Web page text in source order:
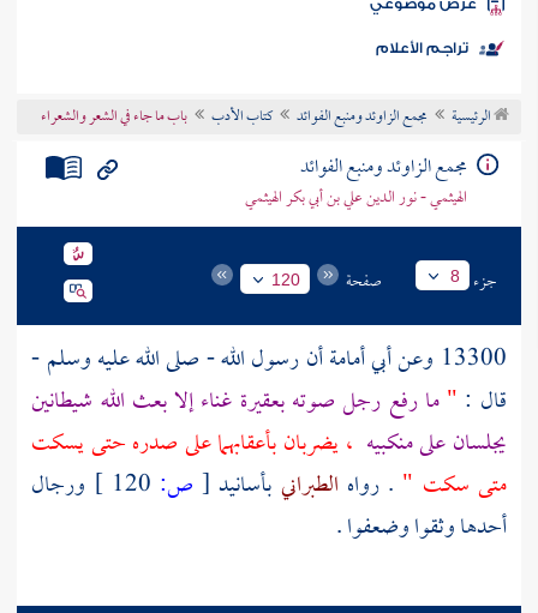
الكتب
موضوعي
تراجم الأعلام
الرئيسية مجمع الزاوئد ومنبع الفوائد كتاب الأدب باب ما جاء في الشعر والشعراء
مجمع الزاوئد ومنبع الفوائد
الهيثمي - نور الدين علي بن أبي بكر الهيثمي
جزء 8 صفحة 120
13300 وعن أبي أمامةأن رسول الله - صلى الله عليه وسلم -
قال : "ما رفع رجل صوته بعقيرة غناء إلا بعث الله شيطانين
يجلسان على منكبيه ، يضربان بأعقابهما على صدره حتى يسكت
متى سكت " . رواه الطبراني بأسانيد [ ص:
ورجال
أحدها وثقوا وضعفوا .